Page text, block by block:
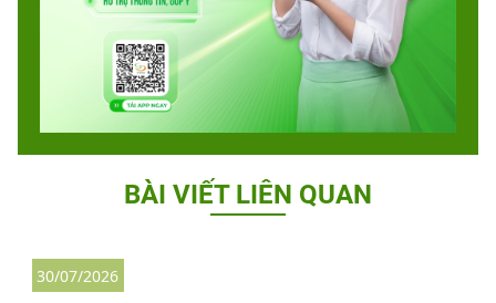
BÀI VIẾT LIÊN QUAN
30/07/2026